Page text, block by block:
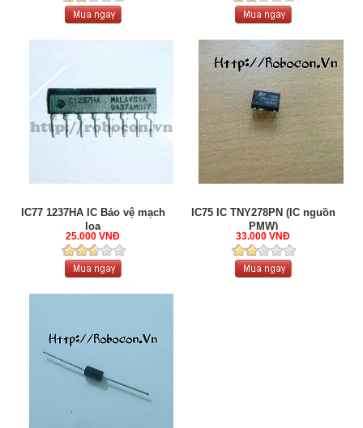
IC77 1237HA IC Bảo vệ mạch
loa
25.000 VNĐ
IC75 IC TNY278PN (IC nguồn
PMW)
33.000 VNĐ